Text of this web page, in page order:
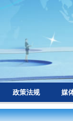
政策法规 媒